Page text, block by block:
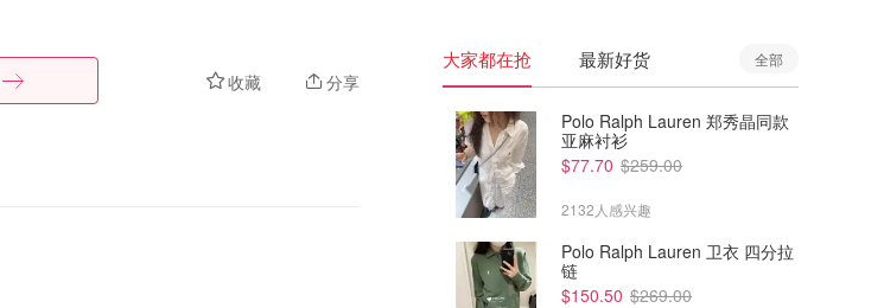
收藏 分享
大家都在抢 最新好货 全部
Polo Ralph Lauren 郑秀晶同款
亚麻衬衫
$77.70 $259.00
2132人感兴趣
Polo Ralph Lauren 卫衣 四分拉
链
$150.50 $269.00